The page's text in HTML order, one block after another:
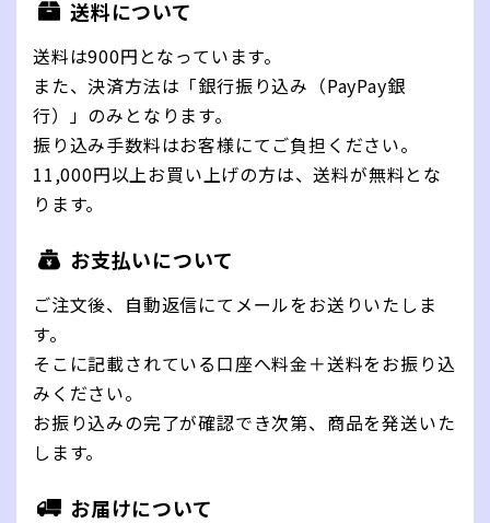
送料について
送料は900円となっています。
また、決済方法は「銀行振り込み（PayPay銀
行）」のみとなります。
振り込み手数料はお客様にてご負担ください。
11,000円以上お買い上げの方は、送料が無料とな
ります。
お支払いについて
ご注文後、自動返信にてメールをお送りいたしま
す。
そこに記載されている口座へ料金＋送料をお振り込
みください。
お振り込みの完了が確認でき次第、商品を発送いた
します。
お届けについて